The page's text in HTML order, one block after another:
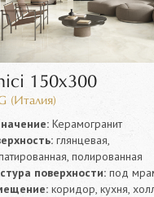
150x300
(Италия)
Керамогранит
глянцевая,
полированная
поверхности:под
коридор, кухня,